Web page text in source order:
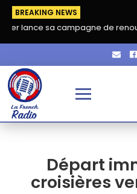
BREAKING NEWS
campagne de renouvellement
Départ
croisières